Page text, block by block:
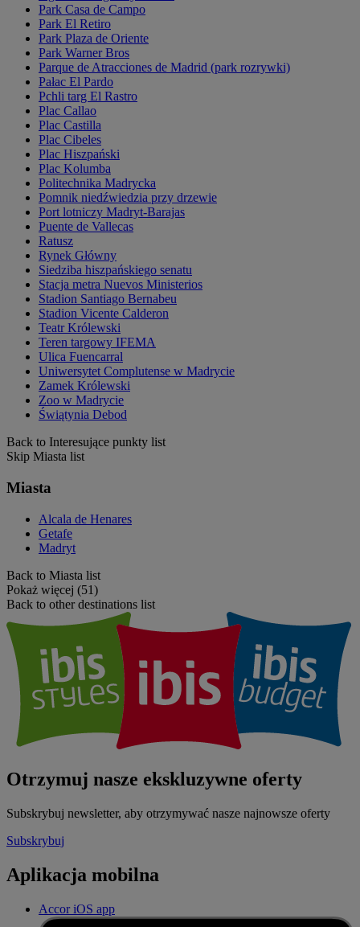
Park Casa de Campo
Park El Retiro
Park Plaza de Oriente
Park Warner Bros
Parque de Atracciones de Madrid (park rozrywki)
Pałac El Pardo
Pchli targ El Rastro
Plac Callao
Plac Castilla
Plac Cibeles
Plac Hiszpański
Plac Kolumba
Politechnika Madrycka
Pomnik niedźwiedzia przy drzewie
Port lotniczy Madryt-Barajas
Puente de Vallecas
Ratusz
Rynek Główny
Siedziba hiszpańskiego senatu
Stacja metra Nuevos Ministerios
Stadion Santiago Bernabeu
Stadion Vicente Calderon
Teatr Królewski
Teren targowy IFEMA
Ulica Fuencarral
Uniwersytet Complutense w Madrycie
Zamek Królewski
Zoo w Madrycie
Świątynia Debod
Back to Interesujące punkty list
Skip Miasta list
Miasta
Alcala de Henares
Getafe
Madryt
Back to Miasta list
Pokaż więcej (51)
Back to other destinations list
Otrzymuj nasze ekskluzywne oferty
Subskrybuj newsletter, aby otrzymywać nasze najnowsze oferty
Subskrybuj
Aplikacja mobilna
Accor iOS app